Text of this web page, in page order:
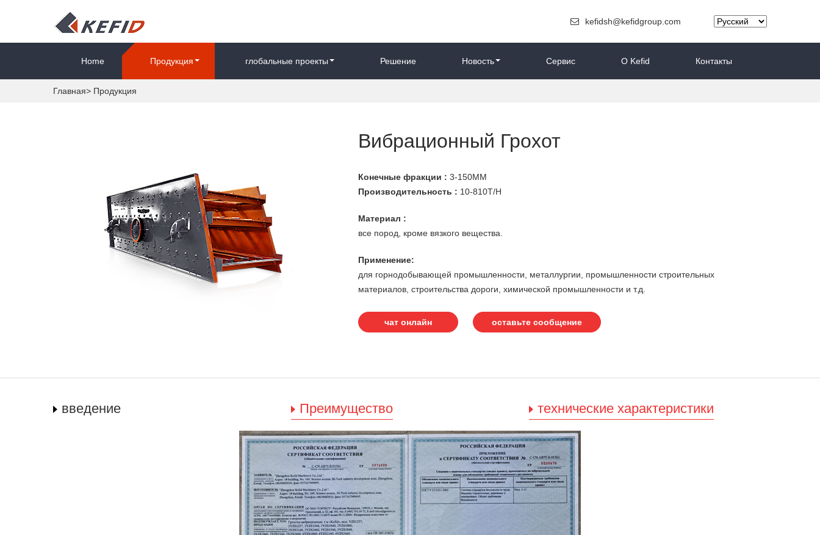
kefidsh@kefidgroup.com
Home Продукция глобальные проекты Решение Новость Сервис O Kefid Контакты
Главная> Продукция
Вибрационный Грохот
Конечные фракции : 3-150MM
Производительность : 10-810T/H
Материал :
все пород, кроме вязкого вещества.
Применение:
для горнодобывающей промышленности, металлургии, промышленности строительных
материалов, строительства дороги, химической промышленности и т.д.
чат онлайн оставьте сообщение
введение Преимущество технические характеристики